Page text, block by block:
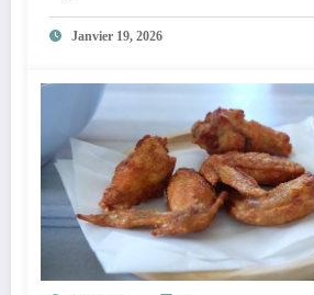
Janvier 19, 2026